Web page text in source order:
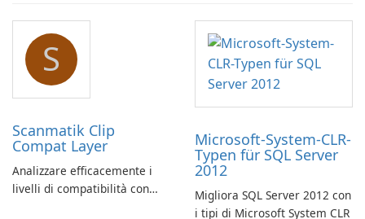
S
Scanmatik Clip
Compat Layer
Analizzare efficacemente i
livelli di compatibilità con
Microsoft-System-CLR-
Typen für SQL Server
2012
Migliora SQL Server 2012 con
i tipi di Microsoft System CLR